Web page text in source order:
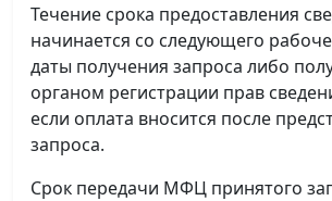
Течение срока предоставления
начинается со следующего
даты получения запроса либо
органом регистрации прав
если оплата вносится после
запроса.
Срок передачи МФЦ принятого